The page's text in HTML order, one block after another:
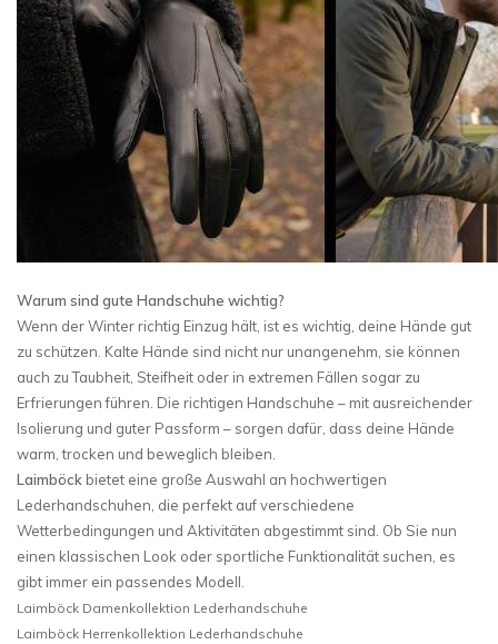
Warum sind gute Handschuhe wichtig?
Wenn der Winter richtig Einzug hält, ist es wichtig, deine Hände gut
zu schützen. Kalte Hände sind nicht nur unangenehm, sie können
auch zu Taubheit, Steifheit oder in extremen Fällen sogar zu
Erfrierungen führen. Die richtigen Handschuhe – mit ausreichender
Isolierung und guter Passform – sorgen dafür, dass deine Hände
warm, trocken und beweglich bleiben.
Laimböck bietet eine große Auswahl an hochwertigen
Lederhandschuhen, die perfekt auf verschiedene
Wetterbedingungen und Aktivitäten abgestimmt sind. Ob Sie nun
einen klassischen Look oder sportliche Funktionalität suchen, es
gibt immer ein passendes Modell.
Laimböck Damenkollektion Lederhandschuhe
Laimböck Herrenkollektion Lederhandschuhe